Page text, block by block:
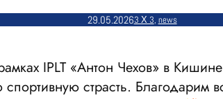
29.05.20263 Х 3, news
IPLT «Антон Чехов» в
страсть. Благодарим